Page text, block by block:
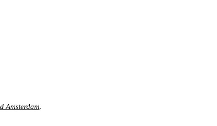
Amsterdam.